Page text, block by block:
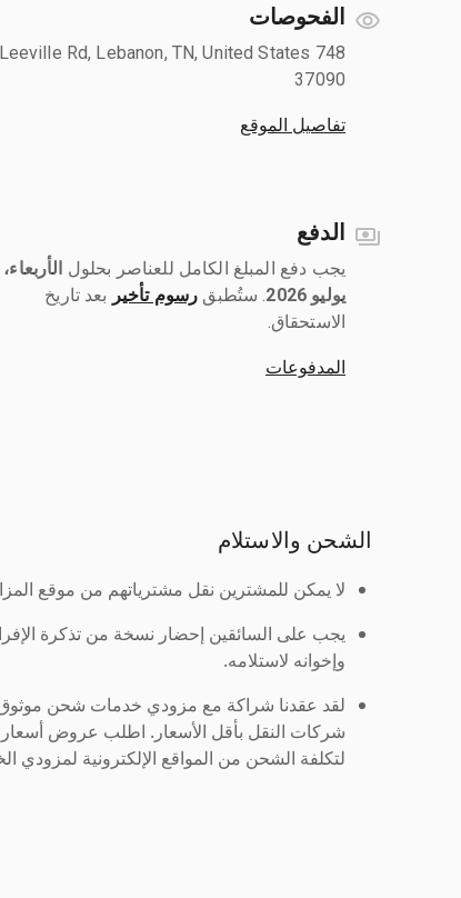
الفحوصات
748 Leeville Rd, Lebanon, TN, United States
37090
تفاصيل الموقع
الدفع
يجب دفع المبلغ الكامل للعناصر بحلول ‎
يوليو 2026
رسوم تأخير بعد تاريخ
الاستحقاق.
المدفوعات
الشحن والاستلام
لا يمكن للمشترين نقل مشترياتهم من موقع
يجب على السائقين إحضار نسخة من تذكرة
وإخوانه لاستلامه.
لقد عقدنا شراكة مع مزودي خدمات شحن
شركات النقل بأقل الأسعار. اطلب عروض
لتكلفة الشحن من المواقع الإلكترونية لمزودي